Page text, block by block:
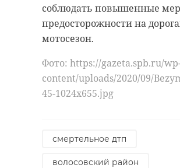
соблюдать повышенные
предосторожности на
мотосезон.
Фото: https://gazeta.spb.ru/
content/uploads/2020/09/
45-1024x655.jpg
смертельное дтп
волосовский район